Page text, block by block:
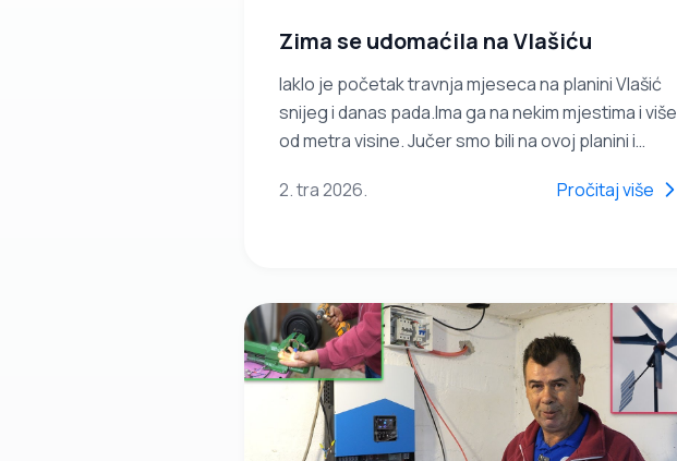
Zima se udomaćila na Vlašiću
Iaklo je početak travnja mjeseca na planini Vlašić
snijeg i danas pada.Ima ga na nekim mjestima i više
od metra visine. Jučer smo bili na ovoj planini i
2. tra 2026.
Pročitaj više